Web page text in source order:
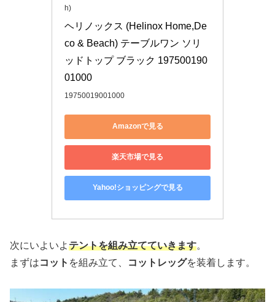
h)
ヘリノックス (Helinox Home,De
co & Beach) テーブルワン ソリ
ッドトップ ブラック 197500190
01000
19750019001000
Amazonで見る
楽天市場で見る
Yahoo!ショッピングで見る
次にいよいよテントを組み立てていきます。
まずはコット を組み立て、 コットレッグを装着します。